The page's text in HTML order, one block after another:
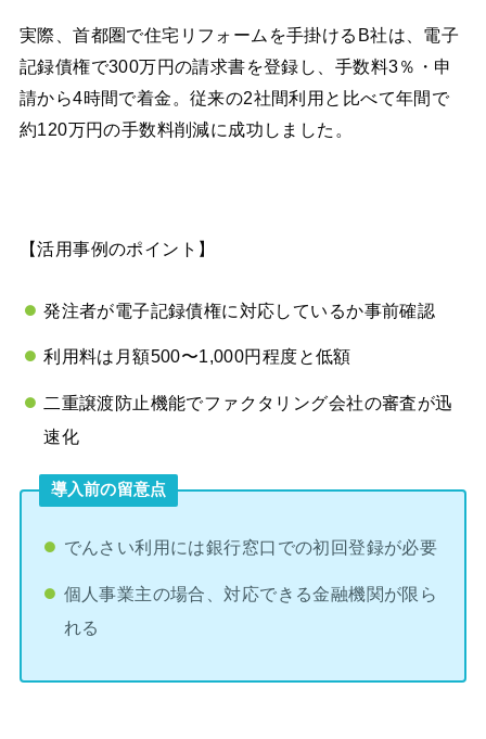
実際、首都圏で住宅リフォームを手掛けるB社は、電子
記録債権で300万円の請求書を登録し、手数料3％・申
請から4時間で着金。従来の2社間利用と比べて年間で
約120万円の手数料削減に成功しました。
【活用事例のポイント】
発注者が電子記録債権に対応しているか事前確認
利用料は月額500〜1,000円程度と低額
二重譲渡防止機能でファクタリング会社の審査が迅
速化
導入前の留意点
でんさい利用には銀行窓口での初回登録が必要
個人事業主の場合、対応できる金融機関が限ら
れる